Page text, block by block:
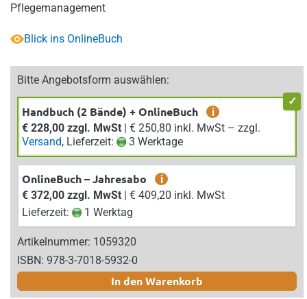
Pflegemanagement
Blick ins OnlineBuch
Bitte Angebotsform auswählen:
Handbuch (2 Bände) + OnlineBuch
i
€ 228,00 zzgl. MwSt
| € 250,80 inkl. MwSt – zzgl.
Versand, Lieferzeit: 3 Werktage
OnlineBuch – Jahresabo
i
€ 372,00 zzgl. MwSt
| € 409,20 inkl. MwSt
Lieferzeit:
1 Werktag
Artikelnummer: 1059320
ISBN: 978-3-7018-5932-0
In den Warenkorb